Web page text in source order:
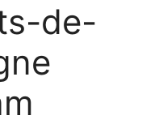
de-